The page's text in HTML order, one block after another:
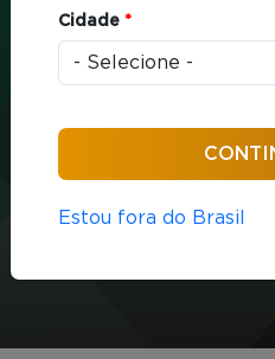
MBA
Cidade *
Estou fora do Brasil